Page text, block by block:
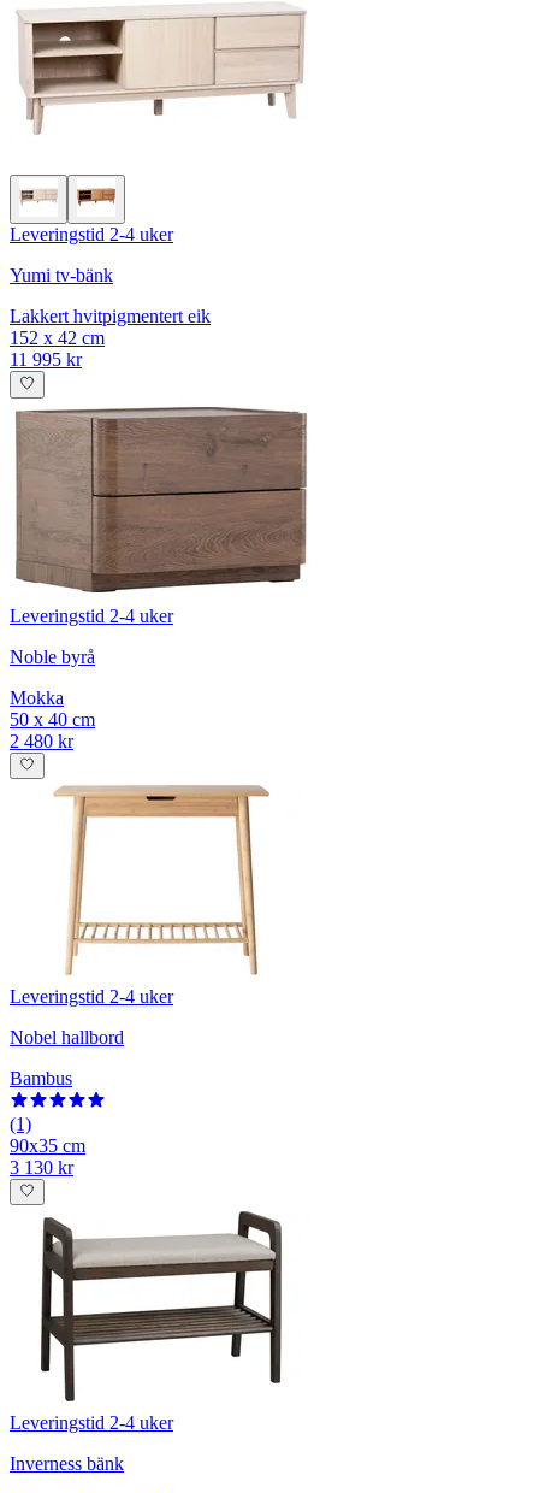
Leveringstid 2-4 uker
Yumi tv-bänk
Lakkert hvitpigmentert eik
152 x 42 cm
11 995 kr
Leveringstid 2-4 uker
Noble byrå
Mokka
50 x 40 cm
2 480 kr
Leveringstid 2-4 uker
Nobel hallbord
Bambus
(1)
90x35 cm
3 130 kr
Leveringstid 2-4 uker
Inverness bänk